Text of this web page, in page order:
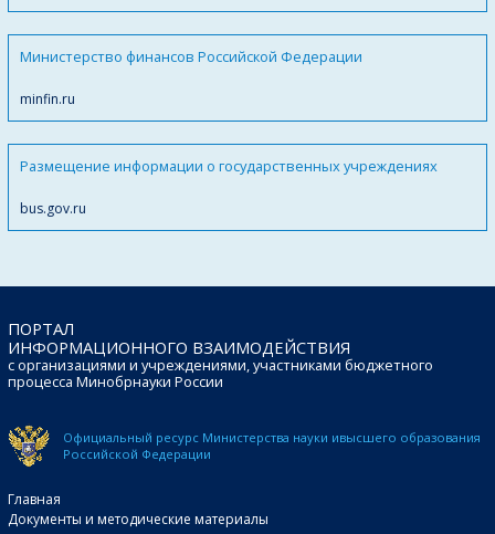
Министерство финансов Российской Федерации
minfin.ru
Размещение информации о государственных учреждениях
bus.gov.ru
ПОРТАЛ
ИНФОРМАЦИОННОГО ВЗАИМОДЕЙСТВИЯ
с организациями и учреждениями, участниками бюджетного
процесса Минобрнауки России
Официальный ресурс Министерства науки ивысшего образования
Российской Федерации
Главная
Документы и методические материалы